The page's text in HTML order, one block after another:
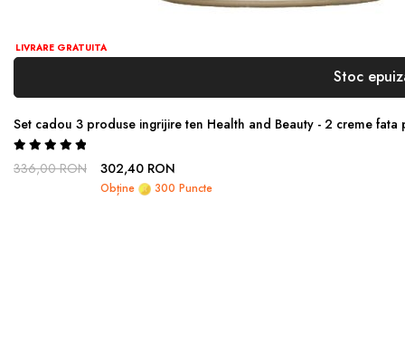
LIVRARE GRATUITA
Stoc
Set cadou 3 produse ingrijire ten Health and Beauty - 2 creme fata
Rating:
100%
302,40 RON
Obține 300 Puncte
336,00 RON